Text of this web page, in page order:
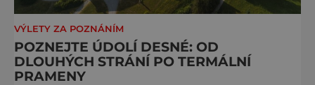
VÝLETY ZA POZNÁNÍM
POZNEJTE ÚDOLÍ DESNÉ: OD
DLOUHÝCH STRÁNÍ PO TERMÁLNÍ
PRAMENY